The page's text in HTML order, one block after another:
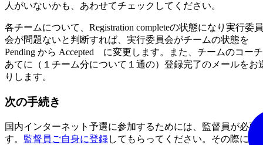
人がいないかも、あわせてチェックしてください。
各チームについて、Registration completeの状態になり実行委員
会が問題ないと判断すれば、実行委員会がチームの状態を
Pending から Accepted に変更します。また、チームのコーチ
あてに（１チーム分について１通の）登録完了のメールをお
りします。
次の手続き
国内インターネット予選に参加するためには、監督員が必要
す。 監督員ご自身に登録してもらってください。その際に、